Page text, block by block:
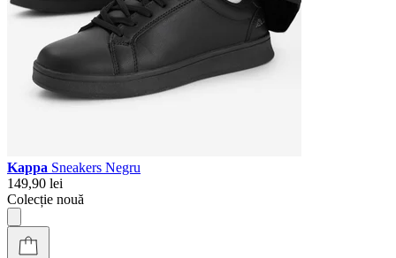
Kappa Sneakers Negru
149,90 lei
Colecție nouă